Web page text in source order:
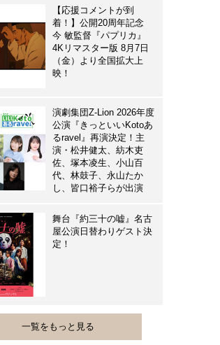
【応援コメントが到
着！】公開20周年記念
今 敏監督『パプリカ』
4Kリマスター版 8月7日
（金）より全国拡大上
映！
演劇集団Z-Lion 2026年度
公演『きっといいKotoあ
るravel』再演決定！主
演・松井健太、紡木吏
佐、塚本凌生、小山百
代、林鼓子、永山たか
し、皆口裕子らが出演
舞台『約三十の嘘』名古
屋公演日替わりゲスト決
定！
一覧をもっと見る